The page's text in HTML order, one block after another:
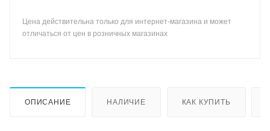
Цена действительна только для интернет-магазина и может
отличаться от цен в розничных магазинах
ОПИСАНИЕ НАЛИЧИЕ КАК КУПИТЬ